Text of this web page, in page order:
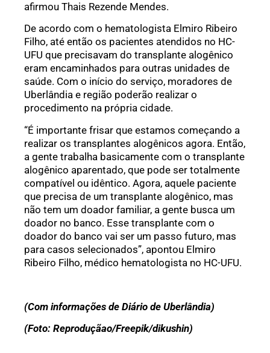
afirmou Thais Rezende Mendes.
De acordo com o hematologista Elmiro Ribeiro
Filho, até então os pacientes atendidos no HC-
UFU que precisavam do transplante alogênico
eram encaminhados para outras unidades de
saúde. Com o início do serviço, moradores de
Uberlândia e região poderão realizar o
procedimento na própria cidade.
“É importante frisar que estamos começando a
realizar os transplantes alogênicos agora. Então,
a gente trabalha basicamente com o transplante
alogênico aparentado, que pode ser totalmente
compatível ou idêntico. Agora, aquele paciente
que precisa de um transplante alogênico, mas
não tem um doador familiar, a gente busca um
doador no banco. Esse transplante com o
doador do banco vai ser um passo futuro, mas
para casos selecionados”, apontou Elmiro
Ribeiro Filho, médico hematologista no HC-UFU.
(Com informações de Diário de Uberlândia)
(Foto: Reproduçãao/Freepik/dikushin)